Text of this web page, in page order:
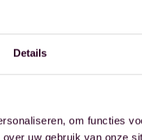
Details
om functies
uw gebruik van onze